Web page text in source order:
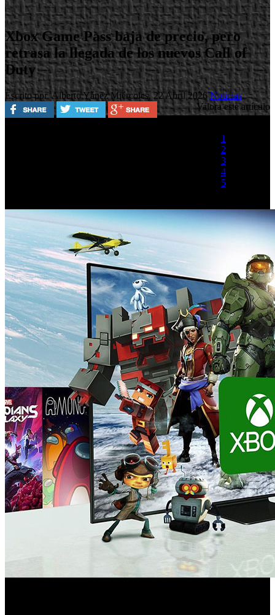
Xbox Game Pass baja de precio, pero
retrasa la llegada de los nuevos Call of
Duty
Escrito por Alberto YánezMiércoles, 22 Abril 2026Noticias
Valora este artículo
1
2
3
4
5